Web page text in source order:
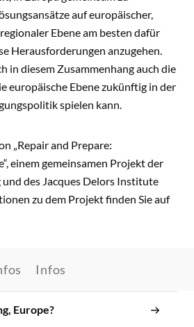
auf europäischer,
Ebene am besten dafür
Herausforderungen anzugehen.
in diesem Zusammenhang auch die
europäische Ebene zukünftig in der
spielen kann.
„Repair and Prepare:
einem gemeinsamen Projekt der
des Jacques Delors Institute
zu dem Projekt finden Sie auf
Infos
Europe?